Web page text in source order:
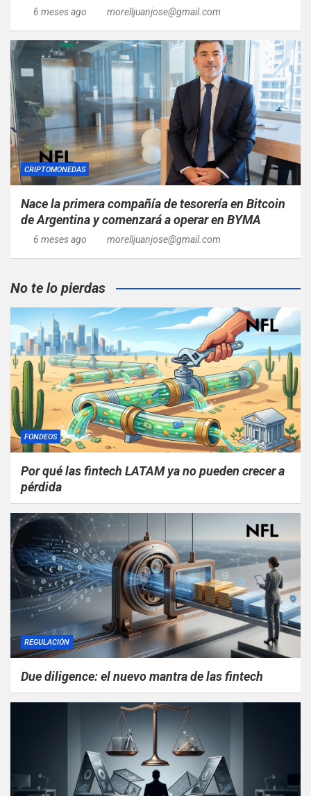
6 meses ago morelljuanjose@gmail.com
CRIPTOMONEDAS
Nace la primera compañía de tesorería en Bitcoin
de Argentina y comenzará a operar en BYMA
6 meses ago morelljuanjose@gmail.com
No te lo pierdas
FONDEOS
Por qué las fintech LATAM ya no pueden crecer a
pérdida
REGULACIÓN
Due diligence: el nuevo mantra de las fintech